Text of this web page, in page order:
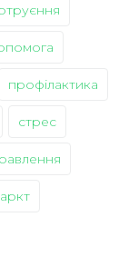
профілактика
стрес